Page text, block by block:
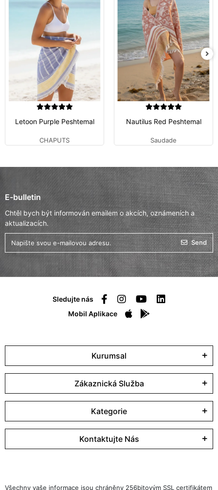
Letoon Purple Peshtemal
CHAPUTS
Nautilus Red Peshtemal
Saudade
E-bulletin
Chtěl bych být informován emailem o akcích, oznámeních a
aktualizacích.
Send
Sledujte nás
Mobil Aplikace
Kurumsal
Zákaznická Služba
Kategorie
Kontaktujte Nás
Všechny vaše informace jsou chráněny 256bitovým SSL certifikátem